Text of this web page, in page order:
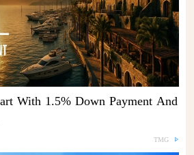
With 1.5% Down Payment And
TMG